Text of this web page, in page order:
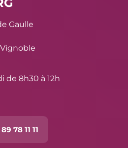
Gaulle
de 8h30 à 12h
78 11 11